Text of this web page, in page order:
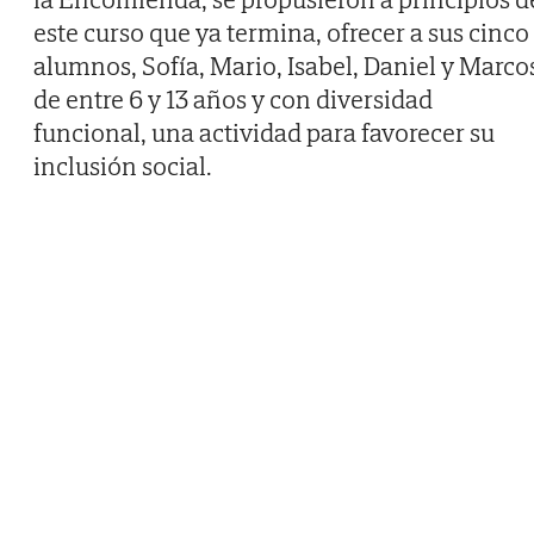
este curso que ya termina, ofrecer a sus cinco
alumnos, Sofía, Mario, Isabel, Daniel y
de entre 6 y 13 años y con diversidad
funcional, una actividad para favorecer su
inclusión social.